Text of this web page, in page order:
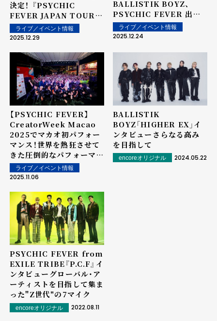
決定！ 『PSYCHIC
FEVER JAPAN TOUR
2026 "THE ROOTS"』
4月大阪公演を皮切りに５
にNEW ALBUM発売&ワ
ールドツアーの開催も発
表！
ライブ／イベント情報
2025.12.29
BALLISTIK BOYZ、
PSYCHIC FEVER 出
演！！ 50万人を動員した伝
説のライブが最新アニメー
ーンに甦る！LIVE IN
THEATER『BATTLE OF
TOKYO -うつくしき嘘-』
アニメパートの最新映像公
開！
ライブ／イベント情報
2025.12.24
【PSYCHIC FEVER】
CreatorWeek Macao
2025でマカオ初パフォー
マンス！世界を熱狂させて
きた圧倒的なパフォーマン
スで観客を魅了
ライブ／イベント情報
2025.11.06
BALLISTIK
BOYZ「HIGHER EX」イ
ンタビュー――さらなる高み
を目指して
encoreオリジナル 2024.05.22
PSYCHIC FEVER from
EXILE TRIBE『P.C.F』イ
ンタビュー――グローバル・ア
ーティストを目指して集ま
った"Z世代"の7マイク
encoreオリジナル 2022.08.11